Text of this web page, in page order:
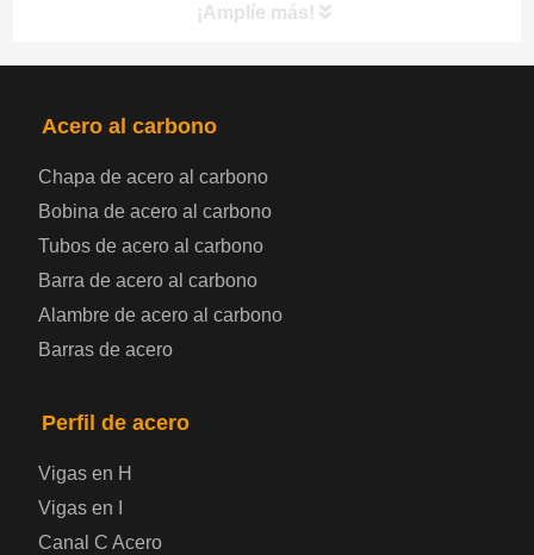
¡Amplíe más!
PRODUCTOS NAV
Bobina de chapa de acero
Chapa de acero para automoción
Placa de acero para calderas y recipientes a
presión
Placa de acero para puentes
Chapa de acero a cuadros
Chapa de acero prelacada
Acero al carbono
Chapa de acero al carbono
Bobina de acero al carbono
Tubos de acero al carbono
Barra de acero al carbono
Alambre de acero al carbono
Barras de acero
Perfil de acero
Vigas en H
Vigas en I
Canal C Acero